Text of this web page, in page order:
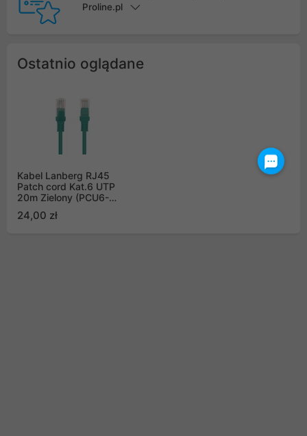
Proline.pl
Ostatnio oglądane
Kabel Lanberg RJ45
Patch cord Kat.6 UTP
20m Zielony (PCU6-
24,00 zł